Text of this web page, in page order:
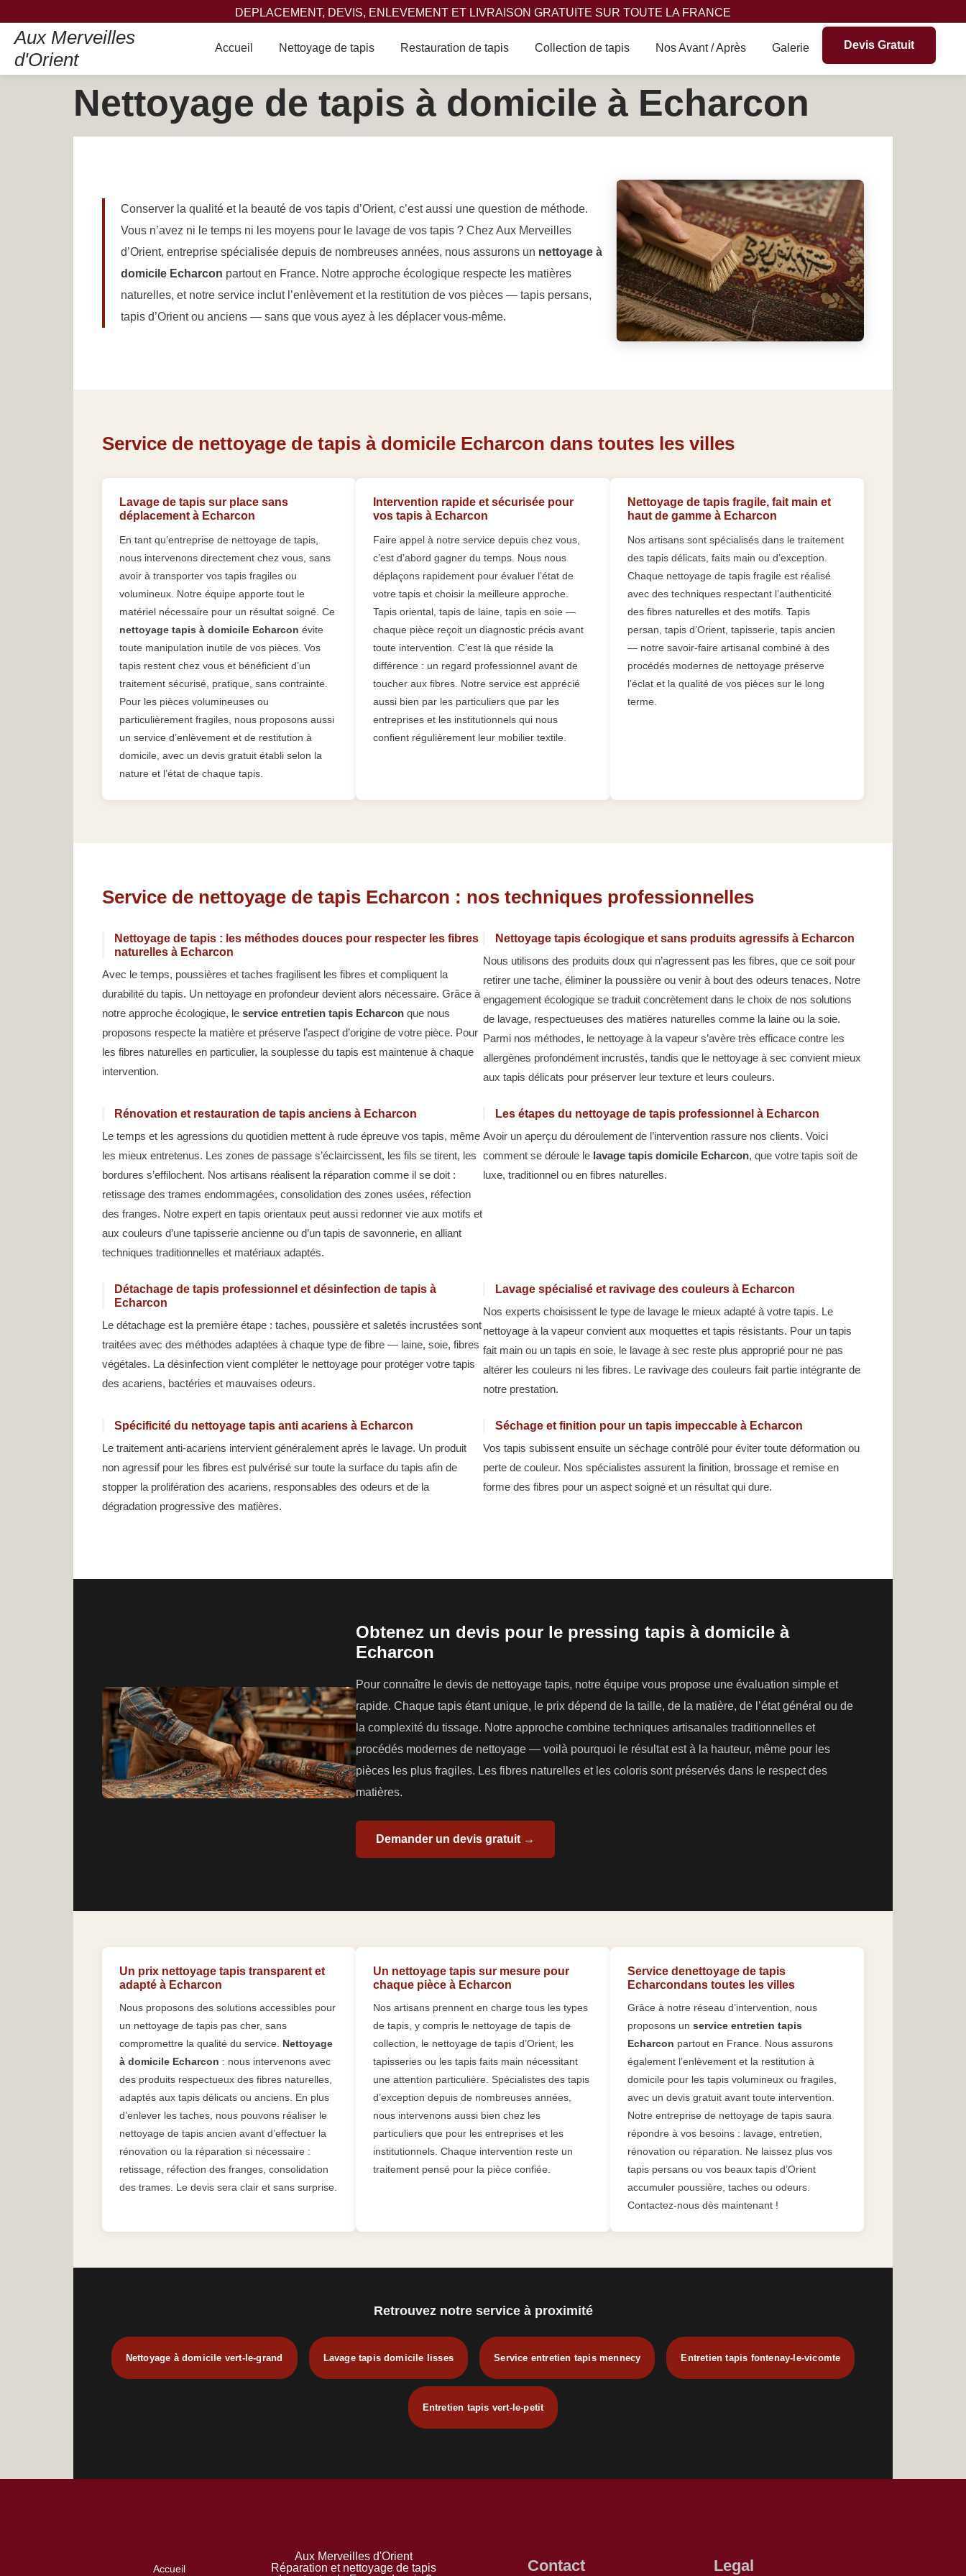
DEPLACEMENT, DEVIS, ENLEVEMENT ET LIVRAISON GRATUITE SUR TOUTE LA FRANCE
Aux Merveilles
d'Orient
Accueil Nettoyage de tapis Restauration de tapis Collection de tapis Nos Avant / Après Galerie Devis Gratuit
Nettoyage de tapis à domicile à Echarcon
Conserver la qualité et la beauté de vos tapis d’Orient, c’est aussi une question de méthode.
Vous n’avez ni le temps ni les moyens pour le lavage de vos tapis ? Chez Aux Merveilles
d’Orient, entreprise spécialisée depuis de nombreuses années, nous assurons un nettoyage à
domicile Echarcon partout en France. Notre approche écologique respecte les matières
naturelles, et notre service inclut l’enlèvement et la restitution de vos pièces — tapis persans,
tapis d’Orient ou anciens — sans que vous ayez à les déplacer vous-même.
Service de nettoyage de tapis à domicile Echarcon dans toutes les villes
Lavage de tapis sur place sans
déplacement à Echarcon
En tant qu’entreprise de nettoyage de tapis,
nous intervenons directement chez vous, sans
avoir à transporter vos tapis fragiles ou
volumineux. Notre équipe apporte tout le
matériel nécessaire pour un résultat soigné. Ce
nettoyage tapis à domicile Echarcon évite
toute manipulation inutile de vos pièces. Vos
tapis restent chez vous et bénéficient d’un
traitement sécurisé, pratique, sans contrainte.
Pour les pièces volumineuses ou
particulièrement fragiles, nous proposons aussi
un service d’enlèvement et de restitution à
domicile, avec un devis gratuit établi selon la
nature et l’état de chaque tapis.
Intervention rapide et sécurisée pour
vos tapis à Echarcon
Faire appel à notre service depuis chez vous,
c’est d’abord gagner du temps. Nous nous
déplaçons rapidement pour évaluer l’état de
votre tapis et choisir la meilleure approche.
Tapis oriental, tapis de laine, tapis en soie —
chaque pièce reçoit un diagnostic précis avant
toute intervention. C’est là que réside la
différence : un regard professionnel avant de
toucher aux fibres. Notre service est apprécié
aussi bien par les particuliers que par les
entreprises et les institutionnels qui nous
confient régulièrement leur mobilier textile.
Nettoyage de tapis fragile, fait main et
haut de gamme à Echarcon
Nos artisans sont spécialisés dans le traitement
des tapis délicats, faits main ou d’exception.
Chaque nettoyage de tapis fragile est réalisé
avec des techniques respectant l’authenticité
des fibres naturelles et des motifs. Tapis
persan, tapis d’Orient, tapisserie, tapis ancien
— notre savoir-faire artisanal combiné à des
procédés modernes de nettoyage préserve
l’éclat et la qualité de vos pièces sur le long
terme.
Service de nettoyage de tapis Echarcon : nos techniques professionnelles
Nettoyage de tapis : les méthodes douces pour respecter les fibres
naturelles à Echarcon
Avec le temps, poussières et taches fragilisent les fibres et compliquent la
durabilité du tapis. Un nettoyage en profondeur devient alors nécessaire. Grâce à
notre approche écologique, le service entretien tapis Echarcon que nous
proposons respecte la matière et préserve l’aspect d’origine de votre pièce. Pour
les fibres naturelles en particulier, la souplesse du tapis est maintenue à chaque
intervention.
Nettoyage tapis écologique et sans produits agressifs à Echarcon
Nous utilisons des produits doux qui n’agressent pas les fibres, que ce soit pour
retirer une tache, éliminer la poussière ou venir à bout des odeurs tenaces. Notre
engagement écologique se traduit concrètement dans le choix de nos solutions
de lavage, respectueuses des matières naturelles comme la laine ou la soie.
Parmi nos méthodes, le nettoyage à la vapeur s’avère très efficace contre les
allergènes profondément incrustés, tandis que le nettoyage à sec convient mieux
aux tapis délicats pour préserver leur texture et leurs couleurs.
Rénovation et restauration de tapis anciens à Echarcon
Le temps et les agressions du quotidien mettent à rude épreuve vos tapis, même
les mieux entretenus. Les zones de passage s’éclaircissent, les fils se tirent, les
bordures s’effilochent. Nos artisans réalisent la réparation comme il se doit :
retissage des trames endommagées, consolidation des zones usées, réfection
des franges. Notre expert en tapis orientaux peut aussi redonner vie aux motifs et
aux couleurs d’une tapisserie ancienne ou d’un tapis de savonnerie, en alliant
techniques traditionnelles et matériaux adaptés.
Les étapes du nettoyage de tapis professionnel à Echarcon
Avoir un aperçu du déroulement de l’intervention rassure nos clients. Voici
comment se déroule le lavage tapis domicile Echarcon, que votre tapis soit de
luxe, traditionnel ou en fibres naturelles.
Détachage de tapis professionnel et désinfection de tapis à
Echarcon
Le détachage est la première étape : taches, poussière et saletés incrustées sont
traitées avec des méthodes adaptées à chaque type de fibre — laine, soie, fibres
végétales. La désinfection vient compléter le nettoyage pour protéger votre tapis
des acariens, bactéries et mauvaises odeurs.
Lavage spécialisé et ravivage des couleurs à Echarcon
Nos experts choisissent le type de lavage le mieux adapté à votre tapis. Le
nettoyage à la vapeur convient aux moquettes et tapis résistants. Pour un tapis
fait main ou un tapis en soie, le lavage à sec reste plus approprié pour ne pas
altérer les couleurs ni les fibres. Le ravivage des couleurs fait partie intégrante de
notre prestation.
Spécificité du nettoyage tapis anti acariens à Echarcon
Le traitement anti-acariens intervient généralement après le lavage. Un produit
non agressif pour les fibres est pulvérisé sur toute la surface du tapis afin de
stopper la prolifération des acariens, responsables des odeurs et de la
dégradation progressive des matières.
Séchage et finition pour un tapis impeccable à Echarcon
Vos tapis subissent ensuite un séchage contrôlé pour éviter toute déformation ou
perte de couleur. Nos spécialistes assurent la finition, brossage et remise en
forme des fibres pour un aspect soigné et un résultat qui dure.
Obtenez un devis pour le pressing tapis à domicile à
Echarcon
Pour connaître le devis de nettoyage tapis, notre équipe vous propose une évaluation simple et
rapide. Chaque tapis étant unique, le prix dépend de la taille, de la matière, de l’état général ou de
la complexité du tissage. Notre approche combine techniques artisanales traditionnelles et
procédés modernes de nettoyage — voilà pourquoi le résultat est à la hauteur, même pour les
pièces les plus fragiles. Les fibres naturelles et les coloris sont préservés dans le respect des
matières.
Demander un devis gratuit →
Un prix nettoyage tapis transparent et
adapté à Echarcon
Nous proposons des solutions accessibles pour
un nettoyage de tapis pas cher, sans
compromettre la qualité du service. Nettoyage
à domicile Echarcon : nous intervenons avec
des produits respectueux des fibres naturelles,
adaptés aux tapis délicats ou anciens. En plus
d’enlever les taches, nous pouvons réaliser le
nettoyage de tapis ancien avant d’effectuer la
rénovation ou la réparation si nécessaire :
retissage, réfection des franges, consolidation
des trames. Le devis sera clair et sans surprise.
Un nettoyage tapis sur mesure pour
chaque pièce à Echarcon
Nos artisans prennent en charge tous les types
de tapis, y compris le nettoyage de tapis de
collection, le nettoyage de tapis d’Orient, les
tapisseries ou les tapis faits main nécessitant
une attention particulière. Spécialistes des tapis
d’exception depuis de nombreuses années,
nous intervenons aussi bien chez les
particuliers que pour les entreprises et les
institutionnels. Chaque intervention reste un
traitement pensé pour la pièce confiée.
Service denettoyage de tapis
Echarcondans toutes les villes
Grâce à notre réseau d’intervention, nous
proposons un service entretien tapis
Echarcon partout en France. Nous assurons
également l’enlèvement et la restitution à
domicile pour les tapis volumineux ou fragiles,
avec un devis gratuit avant toute intervention.
Notre entreprise de nettoyage de tapis saura
répondre à vos besoins : lavage, entretien,
rénovation ou réparation. Ne laissez plus vos
tapis persans ou vos beaux tapis d’Orient
accumuler poussière, taches ou odeurs.
Contactez-nous dès maintenant !
Retrouvez notre service à proximité
Nettoyage à domicile vert-le-grand Lavage tapis domicile lisses Service entretien tapis mennecy Entretien tapis fontenay-le-vicomte
Entretien tapis vert-le-petit
Accueil
Aux Merveilles d'Orient
Réparation et nettoyage de tapis
Contact Legal